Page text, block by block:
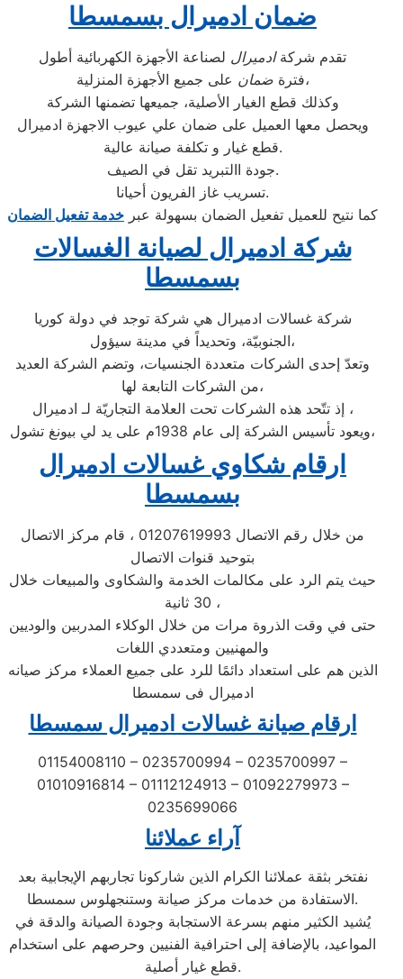
ضمان ادميرال بسمسطا
تقدم شركةادميرال لصناعة الأجهزة الكهربائية أطول
فترةضمان
على جميع الأجهزة المنزلية،
وكذلك قطع الغيار الأصلية، جميعها تضمنها الشركة
ويحصل معها العميل على ضمان علي عيوب الاجهزة ادميرال
قطع غيار و تكلفة صيانة عالية.
جودة االتبريد تقل في الصيف.
تسريب غاز الفريون أحيانا.
كما نتيح للعميل تفعيل الضمان بسهولة عبر خدمة تفعيل الضمان
شركة ادميرال لصيانة الغسالات
بسمسطا
شركة غسالات ادميرال هي شركة توجد في دولة كوريا
الجنوبيّة، وتحديداً في مدينة سيؤول،
وتعدّ إحدى الشركات متعددة الجنسيات، وتضم الشركة العديد
من الشركات التابعة لها،
إذ تتّحد هذه الشركات تحت العلامة التجاريّة لـ ادميرال ،
ويعود تأسيس الشركة إلى عام 1938م على يد لي بيونغ تشول،
ارقام شكاوي غسالات ادميرال
بسمسطا
من خلال رقم الاتصال 01207619993 ، قام مركز الاتصال
بتوحيد قنوات الاتصال
حيث يتم الرد على مكالمات الخدمة والشكاوى والمبيعات خلال
30 ثانية ،
حتى في وقت الذروة مرات من خلال الوكلاء المدربين والوديين
والمهنيين ومتعددي اللغات
الذين هم على استعداد دائمًا للرد على جميع العملاء مركز صيانه
ادميرال فى سمسطا
ارقام صيانة غسالات ادميرال سمسطا
01154008110 – 0235700994 – 0235700997 –
01010916814 – 01112124913 – 01092279973 –
0235699066
آراء عملائنا
نفتخر بثقة عملائنا الكرام الذين شاركونا تجاربهم الإيجابية بعد
الاستفادة من خدمات مركز صيانة وستنجهلوس سمسطا.
يُشيد الكثير منهم بسرعة الاستجابة وجودة الصيانة والدقة في
المواعيد، بالإضافة إلى احترافية الفنيين وحرصهم على استخدام
قطع غيار أصلية.